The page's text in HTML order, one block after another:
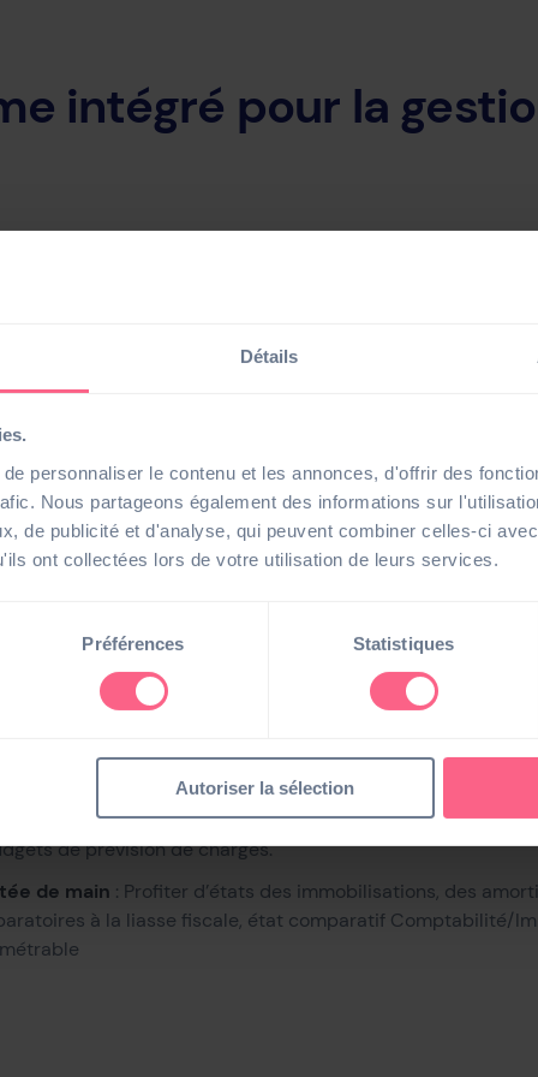
Détails
personnaliser le contenu et les annonces, d'offrir des
Nous partageons également des informations sur
de publicité et d'analyse, qui peuvent combiner celles-ci
ont collectées lors de votre utilisation de leurs services.
Préférences Statistiques
Autoriser la sélection
intégré pour la
l’emploi et des
, vous pouvez suivre et
simuler vos futures charges d’amortissements. La
de Sage 100
des amortissements
: Adopter le mode de calcul que
: Grâce au lien en temps réel avecSage 100
permettant d’avoir un suivi sur les acquisitions et
de prévision de charges.
de main : Profiter d’états des immobilisations, des
à la liasse fiscale, état comparatif Comptabilité/